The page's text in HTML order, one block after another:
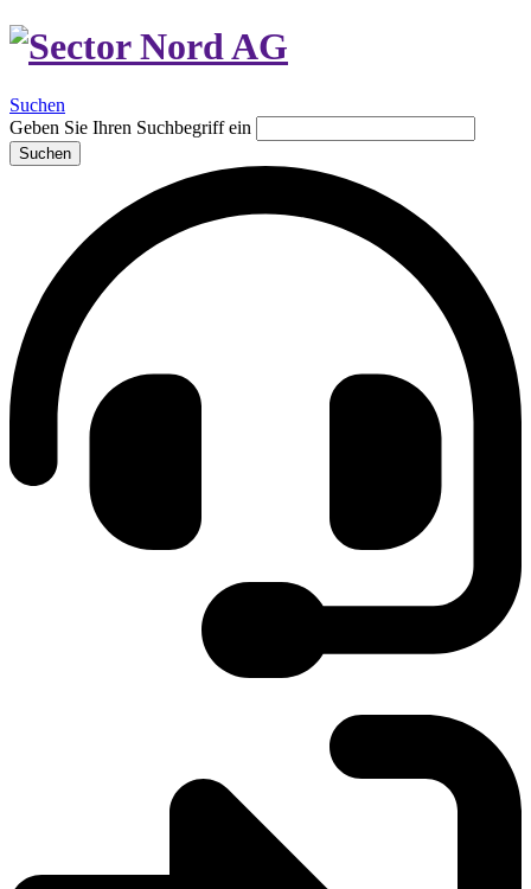
Suchen
Geben Sie Ihren Suchbegriff ein
Suchen